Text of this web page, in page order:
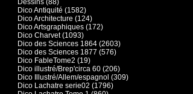
Dessins (88)
Dico Antiquité (1582)
Dico Architecture (124)
Dico Artsgraphiques (172)
Dico Charvet (1093)
Dico des Sciences 1864 (2603)
Dico des Sciences 1877 (576)
Dico FableTome2 (19)
Dico illustré/Brep'circa 60 (206)
Dico Illustré/Allem/espagnol (309)
Dico Lachatre serie02 (1796)